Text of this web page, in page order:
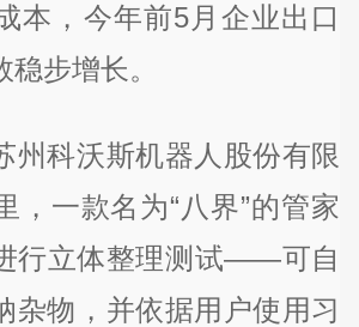
本，今年前5月企业出口
步增长。
科沃斯机器人股份有限
，一款名为“八界”的管家
行立体整理测试——可自
杂物，并依据用户使用习